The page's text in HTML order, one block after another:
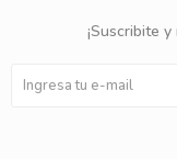
¡Suscribite